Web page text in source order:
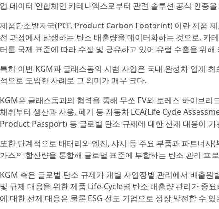
업 데이터 연합체인 카테나엑스로부터 관련 솔루션 공식 인증
제품탄소발자국(PCF, Product Carbon Footprint) 이란 제품
전 과정에서 발생하는 탄소 배출량을 데이터화하는 것으로, 카
터를 국제 표준에 따라 수집 및 공유하고 있어 유럽 수출을 위
특히 이번 KGM과 글래스돔의 시범 사업은 국내 완성차 업계
적으로 도입한 사례로 그 의미가 매우 크다.
KGM은 글래스돔과의 협력을 통해 무쏘 EV와 토레스 하이브
채취부터 생산과 사용, 폐기 등 자동차 LCA(Life Cycle
Product Passport) 등 글로벌 탄소 규제에 대한 선제 대응이 가
또한 단계적으로 배터리와 엔진, 샤시 등 주요 부품과 파트너사
가스의 합산량을 통합해 글로벌 표준에 부합하는 탄소 관리 프
KGM 측은 글로벌 탄소 규제가 개별 사업장별 관리에서 배출원
및 규제 대응을 위한 제품 Life-Cycle별 탄소 배출량 관리가 중
에 대한 선제 대응은 물론 ESG 선도 기업으로 성장 발전할 수